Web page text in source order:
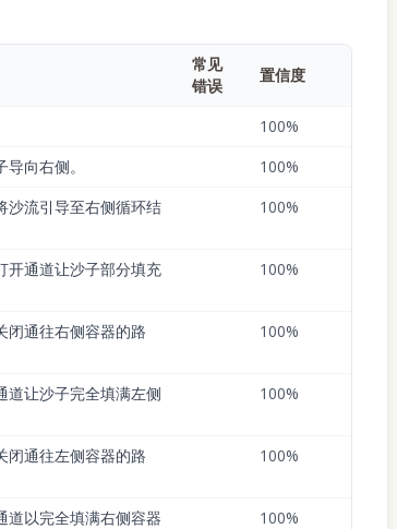
常见
错误
置信度
100%
向右侧。 100%
沙流引导至右侧循环结
100%
开通道让沙子部分填充
100%
闭通往右侧容器的路
100%
道让沙子完全填满左侧
100%
闭通往左侧容器的路
100%
道以完全填满右侧容器
100%